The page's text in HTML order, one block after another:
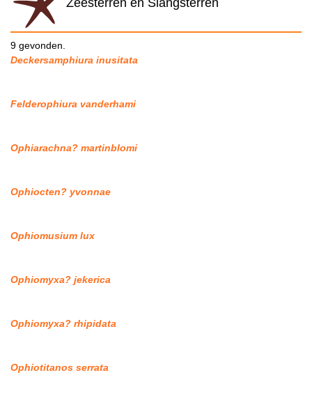
Zeesterren en Slangsterren
9 gevonden.
Deckersamphiura inusitata
Felderophiura vanderhami
Ophiarachna? martinblomi
Ophiocten? yvonnae
Ophiomusium lux
Ophiomyxa? jekerica
Ophiomyxa? rhipidata
Ophiotitanos serrata